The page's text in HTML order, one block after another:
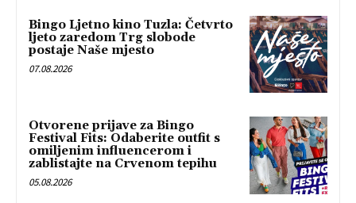
Bingo Ljetno kino Tuzla: Četvrto
ljeto zaredom Trg slobode
postaje Naše mjesto
07.08.2026
Otvorene prijave za Bingo
Festival Fits: Odaberite outfit s
omiljenim influencerom i
zablistajte na Crvenom tepihu
05.08.2026